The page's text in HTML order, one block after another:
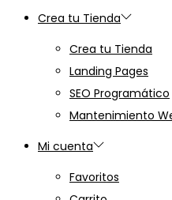
Crea tu Tienda
Crea tu Tienda
Landing Pages
SEO Programático
Mantenimiento
Mi cuenta
Favoritos